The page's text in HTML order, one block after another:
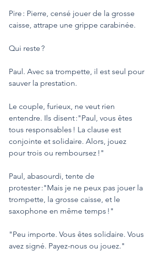
Pire : Pierre, censé jouer de la grosse
caisse, attrape une grippe carabinée.
Qui reste ?
Paul. Avec sa trompette, il est seul pour
sauver la prestation.
Le couple, furieux, ne veut rien
entendre. Ils disent :"Paul, vous êtes
tous responsables ! La clause est
conjointe et solidaire. Alors, jouez
pour trois ou remboursez !"
Paul, abasourdi, tente de
protester :"Mais je ne peux pas jouer la
trompette, la grosse caisse, et le
saxophone en même temps !"
"Peu importe. Vous êtes solidaire. Vous
avez signé. Payez-nous ou jouez."